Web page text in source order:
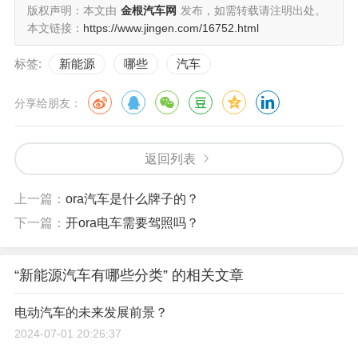
版权声明：本文由 金根汽车网 发布，如需转载请注明出处。
本文链接： https://www.jingen.com/16752.html
标签: 新能源 哪些 汽车
分享给朋友：
返回列表
上一篇： ora汽车是什么牌子的？
下一篇： 开ora电车需要驾照吗？
“新能源汽车有哪些分类” 的相关文章
电动汽车的未来发展前景？
2024-07-01 20:26:37